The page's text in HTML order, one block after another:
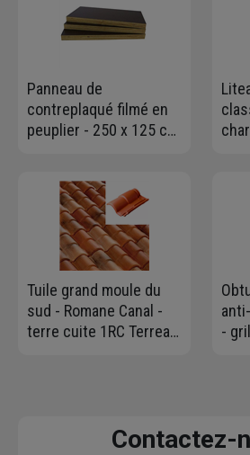
Panneau de
contreplaqué filmé en
peuplier - 250 x 125 cm
Tuile grand moule du
sud - Romane Canal -
terre cuite 1RC Terreal
-
Contactez-